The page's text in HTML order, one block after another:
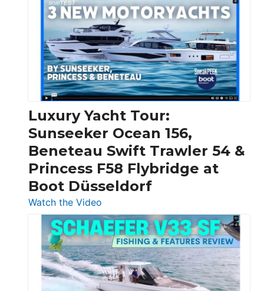
Day
Boats
Over
30
Feet
|
Chris-
Craft,
Invictus
&
Quarken
at
Boot
Luxury Yacht Tour:
Sunseeker Ocean 156,
Beneteau Swift Trawler 54 &
Princess F58 Flybridge at
Boot Düsseldorf
Watch the Video
Luxury
Yacht
Tour:
Sunseeker
Ocean